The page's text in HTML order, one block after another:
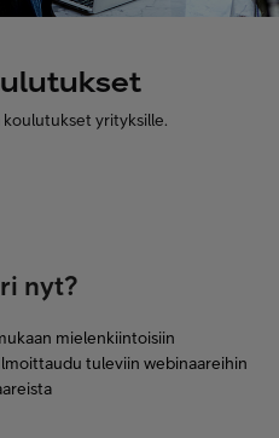
yrityksille.
nyt?
mielenkiintoisiin
tuleviin webinaareihin